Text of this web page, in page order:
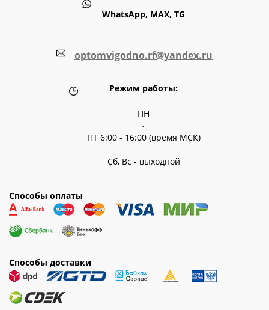
WhatsApp, MAX, TG
optomvigodno.rf@yandex.ru
Режим работы:
ПН
-
ПТ 6:00 - 16:00 (время МСК)
Сб, Вс - выходной
Способы оплаты
Способы доставки